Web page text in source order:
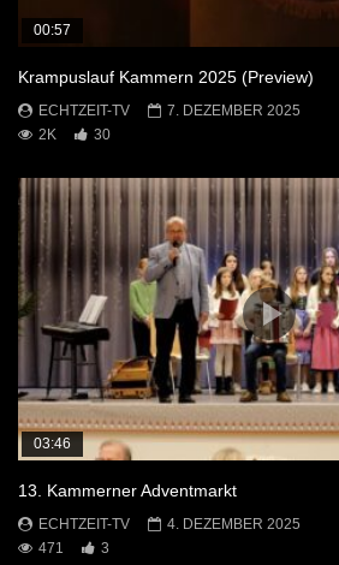
00:57
Krampuslauf Kammern 2025 (Preview)
ECHTZEIT-TV
7. DEZEMBER 2025
2K
30
03:46
13. Kammerner Adventmarkt
ECHTZEIT-TV
4. DEZEMBER 2025
471
3